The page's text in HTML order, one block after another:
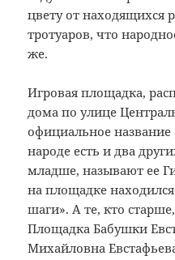
цвету от находящихся
тротуаров, что
же.
Игровая площадка,
дома по улице
официальное
народе есть и два
младше, называют ее
на площадке
шаги». А те, кто
Площадка Бабушки
Михайловна